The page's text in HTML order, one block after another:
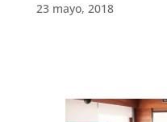
23 mayo, 2018